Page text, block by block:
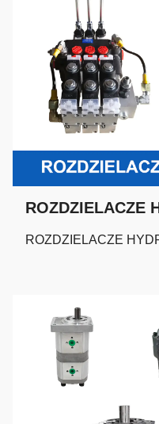
ROZDZIELACZE
ROZDZIELACZE